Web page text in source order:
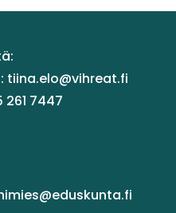
tiina.elo@vihreat.fi
261 7447